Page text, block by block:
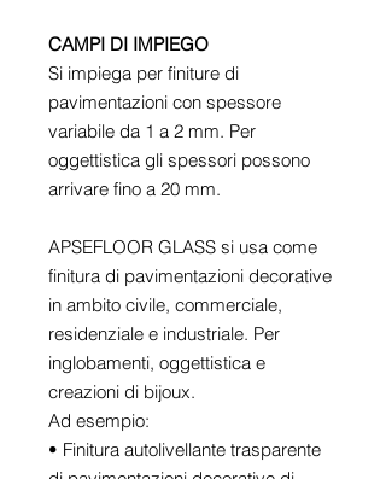
CAMPI DI IMPIEGO
Si impiega per finiture di
pavimentazioni con spessore
variabile da 1 a 2 mm. Per
oggettistica gli spessori possono
arrivare fino a 20 mm.
APSEFLOOR GLASS si usa come
finitura di pavimentazioni decorative
in ambito civile, commerciale,
residenziale e industriale. Per
inglobamenti, oggettistica e
creazioni di bijoux.
Ad esempio:
• Finitura autolivellante trasparente